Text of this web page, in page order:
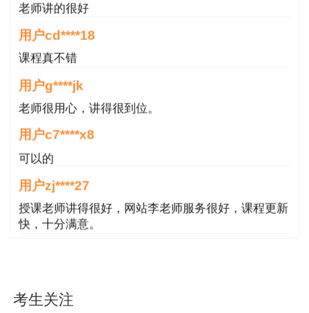
本文是建设工程教育网原创文章，转载请注明来自建设工程教育
【本文是建设工程教育网原创文章，转载请注明来
用户cd****18
课程真不错
用户g****jk
老师很用心，讲得很到位。
用户c7****x8
可以的
用户zj****27
授课老师讲得很好，网站李老师服务很好，课程更新
快，十分满意。
用户m9****66
学都取得非常优秀满意的成绩，衷心感谢各位老师的
辛勤付出！
考生关注